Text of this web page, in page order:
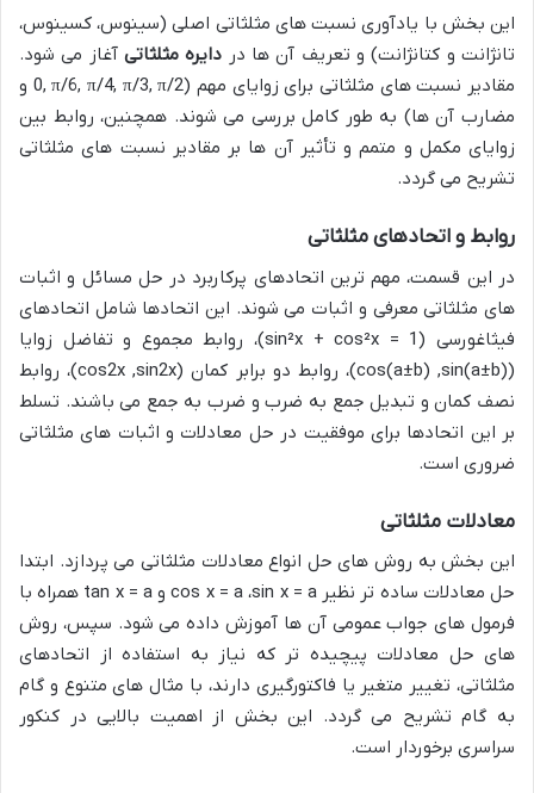
این بخش با یادآوری نسبت های مثلثاتی اصلی (سینوس، کسینوس،
تانژانت و کتانژانت) و تعریف آن ها در دایره مثلثاتی آغاز می شود.
مقادیر نسبت های مثلثاتی برای زوایای مهم (0, π/6, π/4, π/3, π/2 و
مضارب آن ها) به طور کامل بررسی می شوند. همچنین، روابط بین
زوایای مکمل و متمم و تأثیر آن ها بر مقادیر نسبت های مثلثاتی
تشریح می گردد.
روابط و اتحادهای مثلثاتی
در این قسمت، مهم ترین اتحادهای پرکاربرد در حل مسائل و اثبات
های مثلثاتی معرفی و اثبات می شوند. این اتحادها شامل اتحادهای
فیثاغورسی (sin²x + cos²x = 1)، روابط مجموع و تفاضل زوایا
(
sin(a±b)
,
cos(a±b))، روابط دو برابر کمان (sin2x
,
cos2x)، روابط
نصف کمان و تبدیل جمع به ضرب و ضرب به جمع می باشند. تسلط
بر این اتحادها برای موفقیت در حل معادلات و اثبات های مثلثاتی
ضروری است.
معادلات مثلثاتی
این بخش به روش های حل انواع معادلات مثلثاتی می پردازد. ابتدا
حل معادلات ساده تر نظیرsin x = a، cos x = aو tan x = a همراه با
فرمول های جواب عمومی آن ها آموزش داده می شود. سپس، روش
های حل معادلات پیچیده تر که نیاز به استفاده از اتحادهای
مثلثاتی، تغییر متغیر یا فاکتورگیری دارند، با مثال های متنوع و گام
به گام تشریح می گردد. این بخش از اهمیت بالایی در کنکور
سراسری برخوردار است.